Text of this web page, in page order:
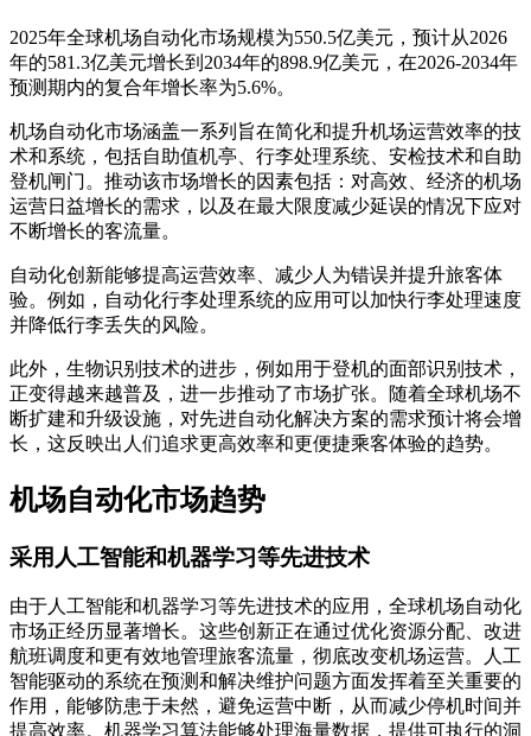
2025年全球机场自动化市场规模为550.5亿美元，预计从2026
年的581.3亿美元增长到2034年的898.9亿美元，在2026-2034年
预测期内的复合年增长率为5.6%。
机场自动化市场涵盖一系列旨在简化和提升机场运营效率的技
术和系统，包括自助值机亭、行李处理系统、安检技术和自助
登机闸门。推动该市场增长的因素包括：对高效、经济的机场
运营日益增长的需求，以及在最大限度减少延误的情况下应对
不断增长的客流量。
自动化创新能够提高运营效率、减少人为错误并提升旅客体
验。例如，自动化行李处理系统的应用可以加快行李处理速度
并降低行李丢失的风险。
此外，生物识别技术的进步，例如用于登机的面部识别技术，
正变得越来越普及，进一步推动了市场扩张。随着全球机场不
断扩建和升级设施，对先进自动化解决方案的需求预计将会增
长，这反映出人们追求更高效率和更便捷乘客体验的趋势。
机场自动化市场趋势
采用人工智能和机器学习等先进技术
由于人工智能和机器学习等先进技术的应用，全球机场自动化
市场正经历显著增长。这些创新正在通过优化资源分配、改进
航班调度和更有效地管理旅客流量，彻底改变机场运营。人工
智能驱动的系统在预测和解决维护问题方面发挥着至关重要的
作用，能够防患于未然，避免运营中断，从而减少停机时间并
提高效率。机器学习算法能够处理海量数据，提供可执行的洞